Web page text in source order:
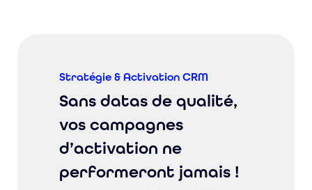
Stratégie & Activation CRM
Sans datas de qualité,
vos campagnes
d’activation ne
performeront jamais !